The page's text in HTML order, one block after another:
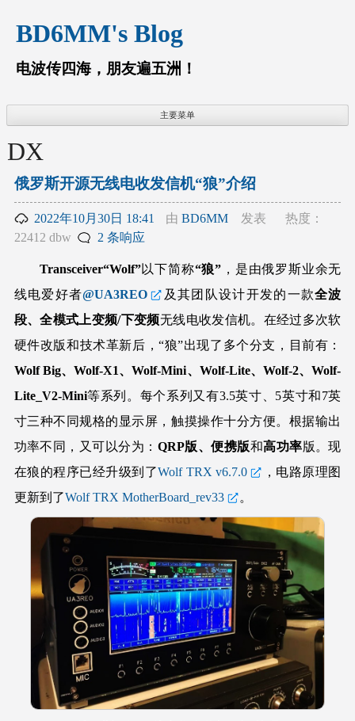
BD6MM's Blog
电波传四海，朋友遍五洲！
主要菜单
DX
俄罗斯开源无线电收发信机“狼”介绍
2022年10月30日 18:41 由BD6MM 发表
热度：
22412 dbw
2 条响应
Transceiver“Wolf”以下简称“狼” ，是由俄罗斯业余无
线电爱好者@UA3REO 及其团队设计开发的一款全波
段、全模式上变频/下变频无线电收发信机。在经过多次软
硬件改版和技术革新后，“狼”出现了多个分支，目前有：
Wolf Big、Wolf-X1、Wolf-Mini、Wolf-Lite、Wolf-2、Wolf-
Lite_V2-Mini等系列。每个系列又有3.5英寸、5英寸和7英
寸三种不同规格的显示屏，触摸操作十分方便。根据输出
功率不同，又可以分为： QRP版、便携版和高功率版。现
在狼的程序已经升级到了Wolf TRX v6.7.0
，电路原理图
更新到了Wolf TRX MotherBoard_rev33 。